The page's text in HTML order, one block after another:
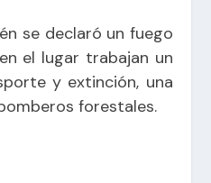
se declaró un fuego
el lugar trabajan un
y extinción, una
forestales.